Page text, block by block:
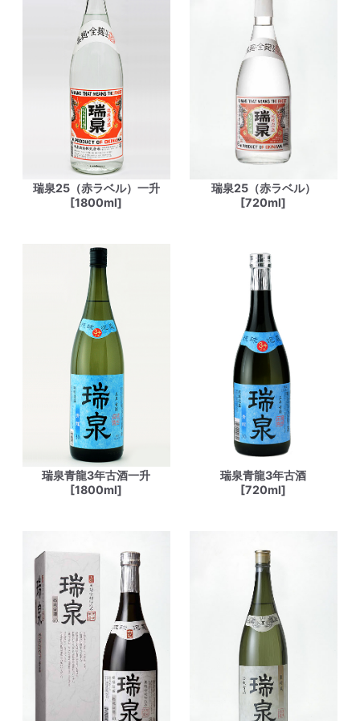
瑞泉25（赤ラベル）一升
[1800ml]
瑞泉25（赤ラベル）
[720ml]
瑞泉青龍3年古酒一升
[1800ml]
瑞泉青龍3年古酒
[720ml]